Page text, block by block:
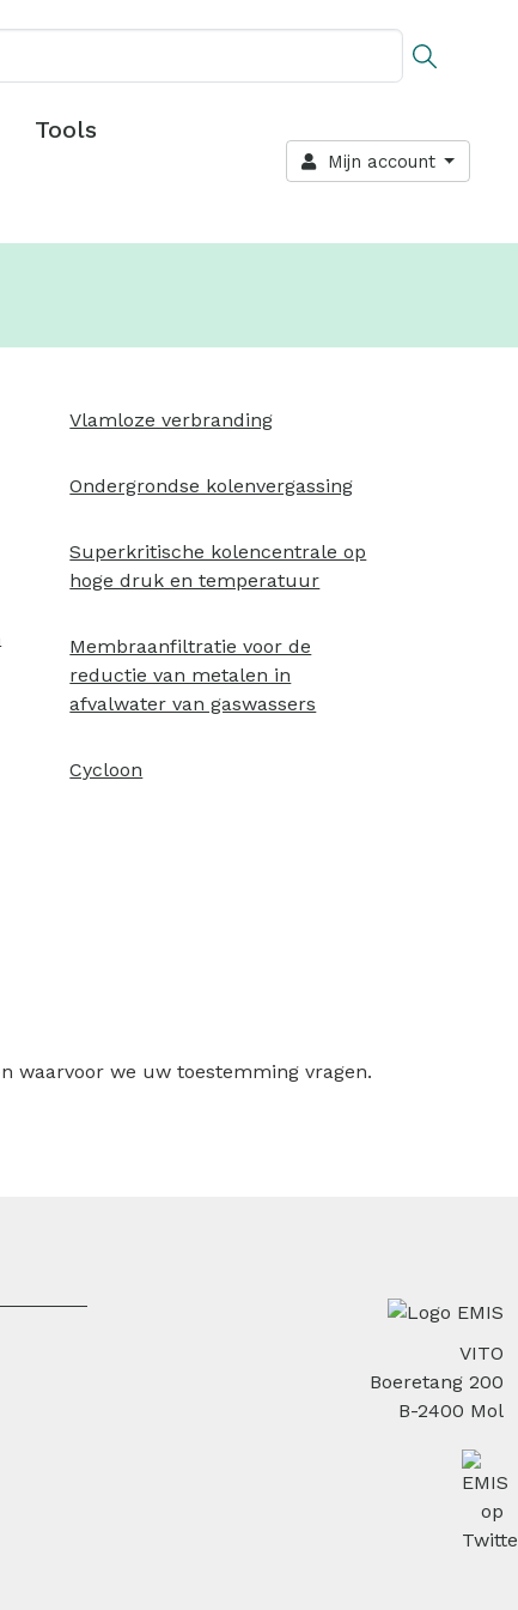
Tools
Mijn account
Vlamloze verbranding
Ondergrondse kolenvergassing
Superkritische kolencentrale op
hoge druk en temperatuur
Membraanfiltratie voor de
reductie van metalen in
afvalwater van gaswassers
Cycloon
waarvoor we uw toestemming vragen.
VITO
Boeretang 200
B-2400 Mol